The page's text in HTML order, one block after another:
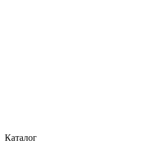
Каталог